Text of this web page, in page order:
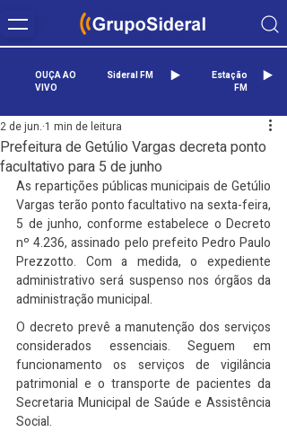
OUÇA AO
VIVO
Sideral FM
Estação
FM
Prefeitura de Getúlio Vargas decreta ponto
facultativo para 5 de junho
2 de jun. 1 min de leitura
As repartições públicas municipais de Getúlio
Vargas terão ponto facultativo na sexta-feira,
5 de junho, conforme estabelece o Decreto
nº 4.236, assinado pelo prefeito Pedro Paulo
Prezzotto. Com a medida, o expediente
administrativo será suspenso nos órgãos da
administração municipal.
O decreto prevê a manutenção dos serviços
considerados essenciais. Seguem em
funcionamento os serviços de vigilância
patrimonial e o transporte de pacientes da
Secretaria Municipal de Saúde e Assistência
Social.